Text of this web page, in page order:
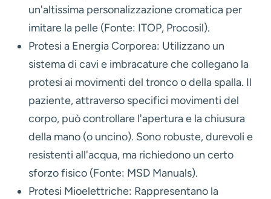
un'altissima personalizzazione cromatica per
imitare la pelle (Fonte: ITOP, Procosil).
Protesi a Energia Corporea: Utilizzano un
sistema di cavi e imbracature che collegano la
protesi ai movimenti del tronco o della spalla. Il
paziente, attraverso specifici movimenti del
corpo, può controllare l'apertura e la chiusura
della mano (o uncino). Sono robuste, durevoli e
resistenti all'acqua, ma richiedono un certo
sforzo fisico (Fonte: MSD Manuals).
Protesi Mioelettriche: Rappresentano la